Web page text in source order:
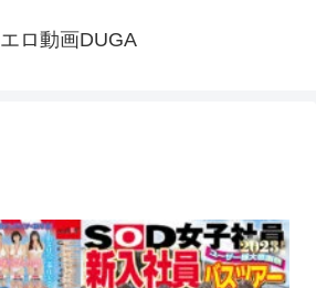
エロ動画DUGA